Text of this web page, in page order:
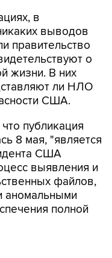
в
выводов
правительство
о
жизни. В них
ли НЛО
США.
публикация
8 мая, "является
США
выявления и
файлов,
аномальными
полной